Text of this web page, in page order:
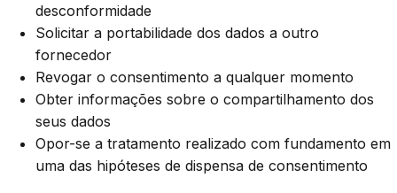
desconformidade
Solicitar a portabilidade dos dados a outro
fornecedor
Revogar o consentimento a qualquer momento
Obter informações sobre o compartilhamento dos
seus dados
Opor-se a tratamento realizado com fundamento em
uma das hipóteses de dispensa de consentimento